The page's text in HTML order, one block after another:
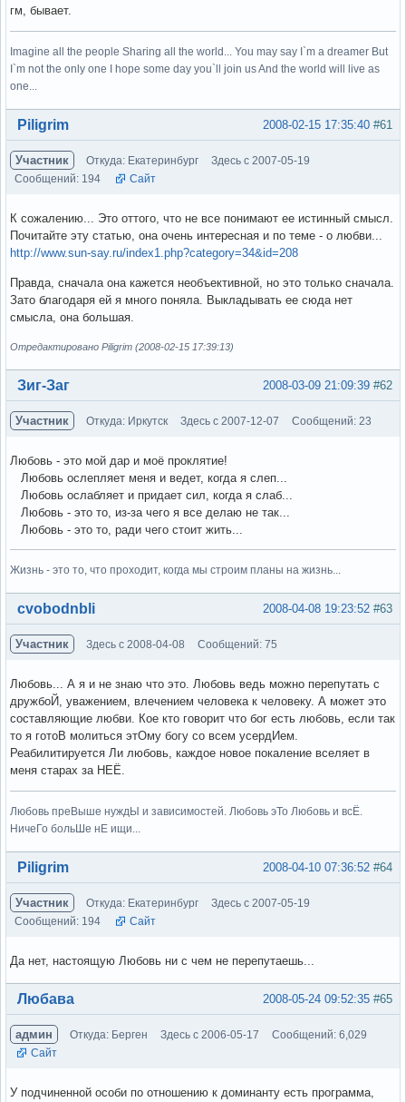
гм, бывает.
Imagine all the people Sharing all the world... You may say I`m a dreamer But
I`m not the only one I hope some day you`ll join us And the world will live as
one...
Вне форума #61
2008-02-15 17:35:40
Piligrim
Участник Откуда: Екатеринбург
Здесь с 2007-05-19
Сообщений: 194
Сайт
К сожалению... Это оттого, что не все понимают ее истинный смысл.
Почитайте эту статью, она очень интересная и по теме - о любви...
http://www.sun-say.ru/index1.php?category=34&id=208
Правда, сначала она кажется необъективной, но это только сначала.
Зато благодаря ей я много поняла. Выкладывать ее сюда нет
смысла, она большая.
Отредактировано Piligrim (2008-02-15 17:39:13)
Вне форума #62
2008-03-09 21:09:39
Зиг-Заг
Участник Откуда: Иркутск Здесь с 2007-12-07 Сообщений: 23
Любовь - это мой дар и моё проклятие!
Любовь ослепляет меня и ведет, когда я слеп...
Любовь ослабляет и придает сил, когда я слаб...
Любовь - это то, из-за чего я все делаю не так...
Любовь - это то, ради чего стоит жить...
Жизнь - это то, что проходит, когда мы строим планы на жизнь...
Вне форума #63
2008-04-08 19:23:52
cvobodnbli
Участник Здесь с 2008-04-08 Сообщений: 75
Любовь... А я и не знаю что это. Любовь ведь можно перепутать с
дружбоЙ, уважением, влечением человека к человеку. А может это
составляющие любви. Кое кто говорит что бог есть любовь, если так
то я готоВ молиться этОму богу со всем усердИем.
Реабилитируется Ли любовь, каждое новое покаление вселяет в
меня старах за НЕЁ.
Любовь преВыше нуждЫ и зависимостей. Любовь эТо Любовь и всЁ.
НичеГо больШе нЕ ищи...
Вне форума #64
2008-04-10 07:36:52
Piligrim
Участник Откуда: Екатеринбург
Здесь с 2007-05-19
Сообщений: 194
Сайт
Да нет, настоящую Любовь ни с чем не перепутаешь...
Вне форума #65
2008-05-24 09:52:35
Любава
админ Откуда: Берген Здесь с 2006-05-17
Сообщений: 6,029
Сайт
У подчиненной особи по отношению к доминанту есть программа,